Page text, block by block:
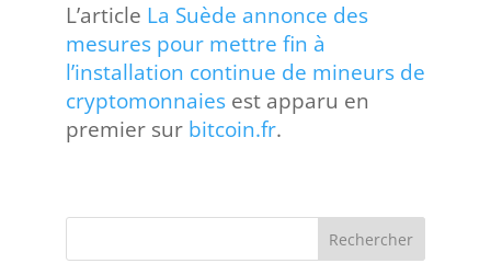
L’article La Suède annonce des
mesures pour mettre fin à
l’installation continue de mineurs de
cryptomonnaiesest apparu en
premier sur bitcoin.fr.